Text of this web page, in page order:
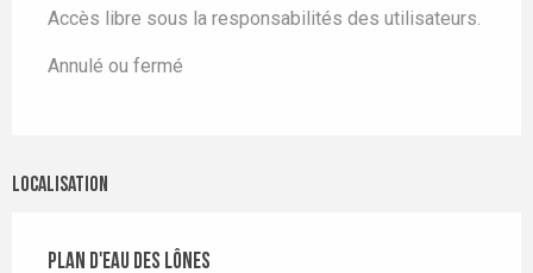
Accès libre sous la responsabilités des utilisateurs.
Annulé ou fermé
Localisation
Plan d'Eau des Lônes